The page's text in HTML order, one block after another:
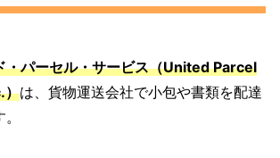
・パーセル・サービス（United Parcel
）は、貨物運送会社で小包や書類を配達